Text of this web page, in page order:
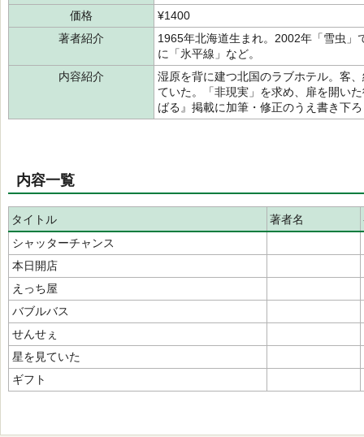
価格
¥1400
著者紹介
1965年北海道生まれ。2002年「雪虫
に「氷平線」など。
内容紹介
湿原を背に建つ北国のラブホテル。客
ていた。「非現実」を求め、扉を開い
ばる』掲載に加筆・修正のうえ書き下
内容一覧
タイトル 著者名
シャッターチャンス
本日開店
えっち屋
バブルバス
せんせぇ
星を見ていた
ギフト